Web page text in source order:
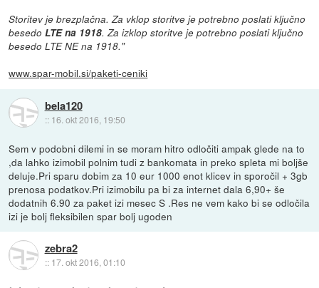
Storitev je brezplačna. Za vklop storitve je potrebno poslati ključno
besedoLTE na 1918. Za izklop storitve je potrebno poslati ključno
besedo LTE NE na 1918."
www.spar-mobil.si/paketi-ceniki
bela120
:: 16. okt 2016, 19:50
Sem v podobni dilemi in se moram hitro odločiti ampak glede na to
,da lahko izimobil polnim tudi z bankomata in preko spleta mi boljše
deluje.Pri sparu dobim za 10 eur 1000 enot klicev in sporočil + 3gb
prenosa podatkov.Pri izimobilu pa bi za internet dala 6,90+ še
dodatnih 6.90 za paket izi mesec S .Res ne vem kako bi se odločila
izi je bolj fleksibilen spar bolj ugoden
zebra2
:: 17. okt 2016, 01:10